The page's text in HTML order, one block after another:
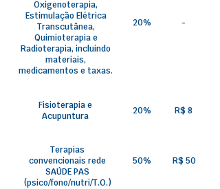
Oxigenoterapia,
Estimulação Elétrica
Transcutânea,
Quimioterapia e
Radioterapia, incluindo
materiais,
medicamentos e taxas.
20% -
Fisioterapia e
Acupuntura
20% R$ 8
Terapias
convencionais rede
SAÚDE PAS
(psico/fono/nutri/T.O.)
50% R$ 50